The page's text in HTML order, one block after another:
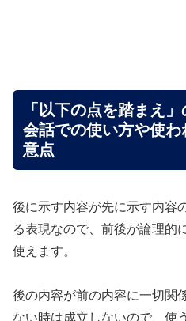
「以下の点を踏まえ
会話での使い方や使
意点
後に示す内容が先に示す内容
る表現なので、前後が論理的
使えます。
後の内容が前の内容に一切関
ない時は成立しないので、使